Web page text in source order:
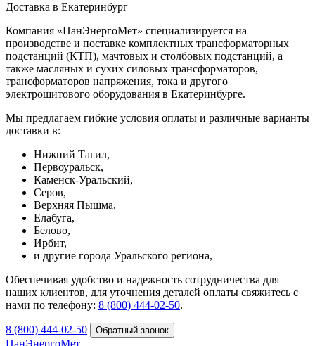
Доставка в Екатеринбург
Компания «ПанЭнергоМет» специализируется на
производстве и поставке комплектных трансформаторных
подстанций (КТП), мачтовых и столбовых подстанций, а
также масляных и сухих силовых трансформаторов,
трансформаторов напряжения, тока и другого
электрощитового оборудования в Екатеринбурге.
Мы предлагаем гибкие условия оплаты и различные варианты
доставки в:
Нижний Тагил,
Первоуральск,
Каменск-Уральский,
Серов,
Верхняя Пышма,
Елабуга,
Белово,
Ирбит,
и другие города Уральского региона,
Обеспечивая удобство и надежность сотрудничества для
наших клиентов, для уточнения деталей оплаты свяжитесь с
нами по телефону: 8 (800) 444-02-50.
8 (800) 444-02-50
ПанЭнергоМет